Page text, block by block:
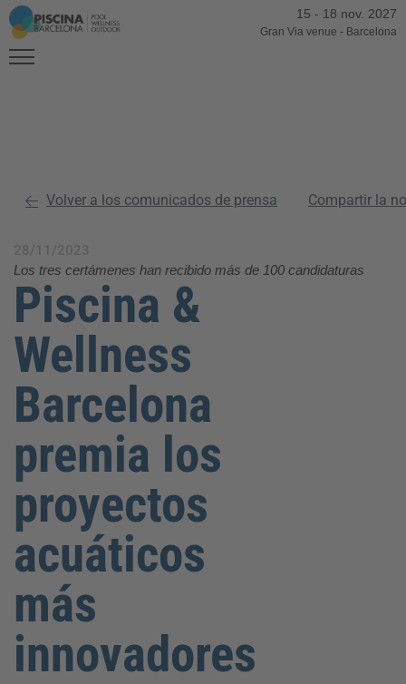
15 - 18 nov. 2027
Gran Via venue - Barcelona
Volver a los comunicados de prensa Compartir la
28/11/2023
Los tres certámenes han recibido más de 100 candidaturas
Piscina &
Wellness
Barcelona
premia los
proyectos
acuáticos
más
innovadores